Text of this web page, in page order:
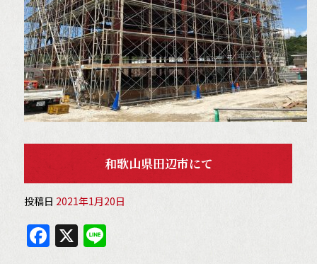
和歌山県田辺市にて
投稿日 2021年1月20日
F X Li